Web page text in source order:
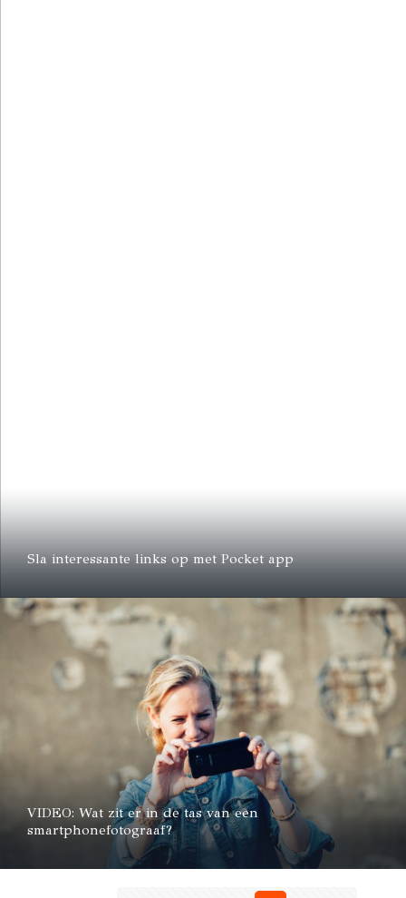
Sla interessante links op met Pocket app
VIDEO: Wat zit er in de tas van een
smartphonefotograaf?